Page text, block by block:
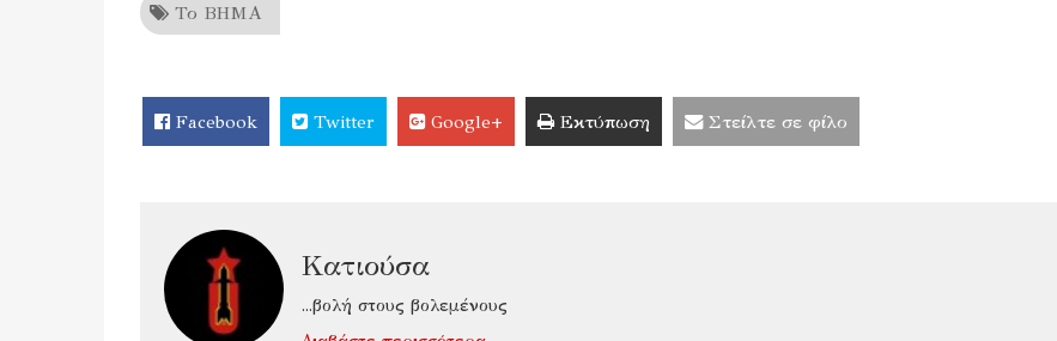
Το ΒΗΜΑ
Facebook Twitter Google+ Εκτύπωση Στείλτε σε φίλο
Κατιούσα
...βολή στους βολεμένους